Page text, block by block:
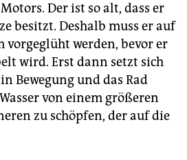
Der ist so alt, dass er
besitzt. Deshalb muss er auf
vorgeglüht werden, bevor er
wird. Erst dann setzt sich
Bewegung und das Rad
von einem größeren
zu schöpfen, der auf die